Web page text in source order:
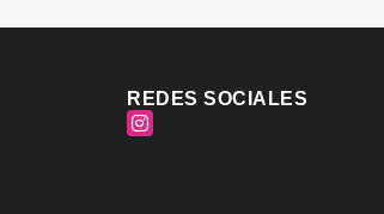
REDES SOCIALES
Instagram